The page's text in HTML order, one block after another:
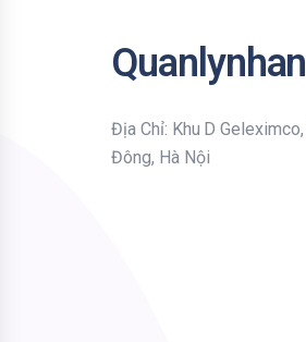
Địa Chỉ: Khu D
Đông, Hà Nội